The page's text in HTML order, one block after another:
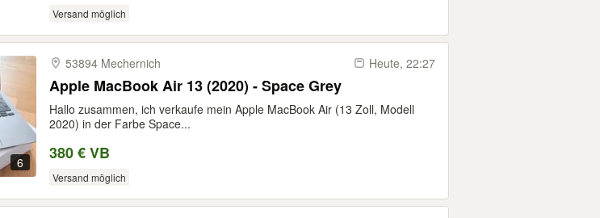
Versand möglich
6
53894 Mechernich Heute, 22:27
Apple MacBook Air 13 (2020) - Space Grey
Hallo zusammen, ich verkaufe mein Apple MacBook Air (13 Zoll, Modell
2020) in der Farbe Space...
380 € VB
Versand möglich